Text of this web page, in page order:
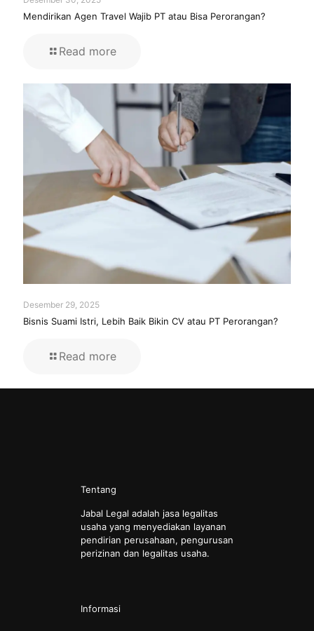
Mendirikan Agen Travel Wajib PT atau Bisa Perorangan?
Read more
Desember 29, 2025
Bisnis Suami Istri, Lebih Baik Bikin CV atau PT Perorangan?
Read more
Tentang
Jabal Legal adalah jasa legalitas
usaha yang menyediakan layanan
pendirian perusahaan, pengurusan
perizinan dan legalitas usaha.
Informasi